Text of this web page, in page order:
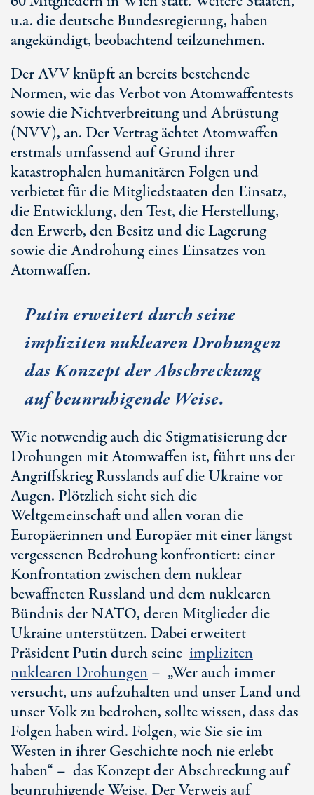
u.a. die deutsche Bundesregierung, haben
angekündigt, beobachtend teilzunehmen.
Der AVV knüpft an bereits bestehende
Normen, wie das Verbot von Atomwaffentests
sowie die Nichtverbreitung und Abrüstung
(NVV), an. Der Vertrag ächtet Atomwaffen
erstmals umfassend auf Grund ihrer
katastrophalen humanitären Folgen und
verbietet für die Mitgliedstaaten den Einsatz,
die Entwicklung, den Test, die Herstellung,
den Erwerb, den Besitz und die Lagerung
sowie die Androhung eines Einsatzes von
Atomwaffen.
Putin erweitert durch seine
impliziten nuklearen Drohungen
das Konzept der Abschreckung
auf beunruhigende Weise.
Wie notwendig auch die Stigmatisierung der
Drohungen mit Atomwaffen ist, führt uns der
Angriffskrieg Russlands auf die Ukraine vor
Augen. Plötzlich sieht sich die
Weltgemeinschaft und allen voran die
Europäerinnen und Europäer mit einer längst
vergessenen Bedrohung konfrontiert: einer
Konfrontation zwischen dem nuklear
bewaffneten Russland und dem nuklearen
Bündnis der NATO, deren Mitglieder die
Ukraine unterstützen. Dabei erweitert
Präsident Putin durch seine impliziten
nuklearen Drohungen– „Wer auch immer
versucht, uns aufzuhalten und unser Land und
unser Volk zu bedrohen, sollte wissen, dass das
Folgen haben wird. Folgen, wie Sie sie im
Westen in ihrer Geschichte noch nie erlebt
haben“ – das Konzept der Abschreckung auf